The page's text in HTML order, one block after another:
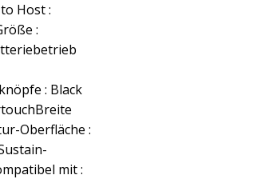
Host :
:
: Black
Oberfläche :
mit :